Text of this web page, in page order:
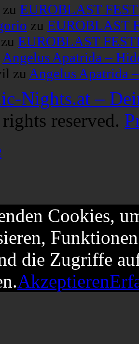
zu EUROBLAST
zu EUROBLAST
zu EUROBLAST
Angelus Apatrida –
zu Angelus Apatrida
Nights.at –
reserved.
Cookies,
die Zugriffe
Akzeptieren